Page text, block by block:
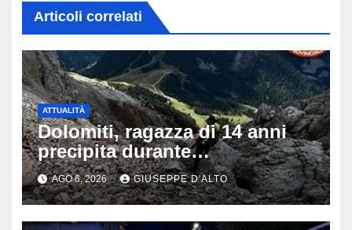
Articoli correlati
ATTUALITÀ
Dolomiti, ragazza di 14 anni
precipita durante
un’escursione: tragedia sul
Latemar davanti alla famiglia
AGO 6, 2026 GIUSEPPE D'ALTO